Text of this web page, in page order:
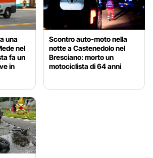
una
nel
fa un
in
Scontro auto-moto nella
notte a Castenedolo nel
Bresciano: morto un
motociclista di 64 anni